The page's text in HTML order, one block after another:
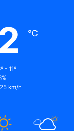
℃
- 11º
km/h